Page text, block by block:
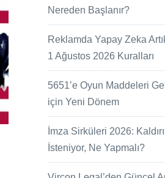
Nereden Başlanır?
Reklamda Yapay Zeka
1 Ağustos 2026 Kuralları
5651’e Oyun Maddeleri
için Yeni Dönem
İmza Sirküleri 2026:
İsteniyor, Ne Yapmalı?